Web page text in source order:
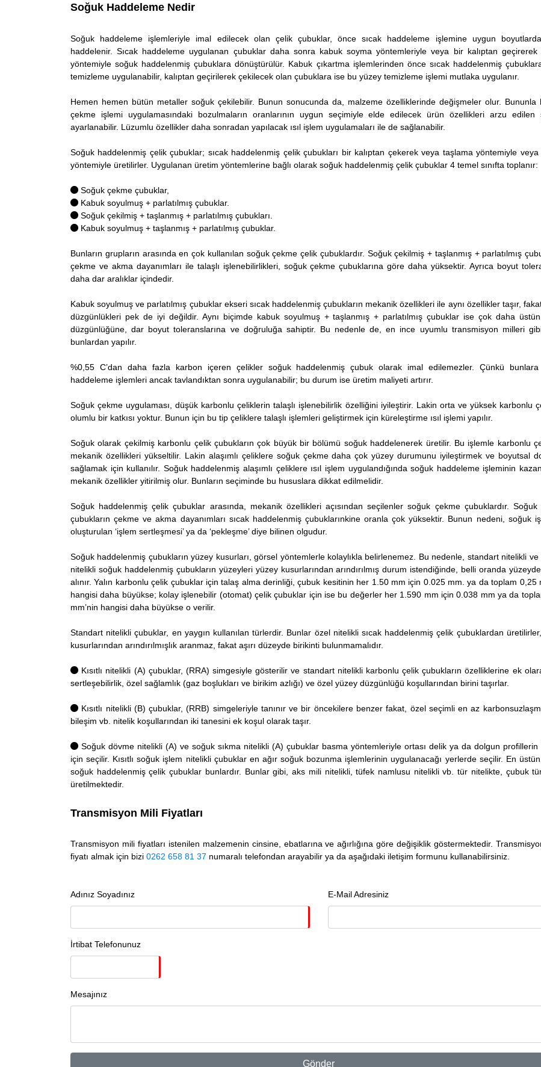
Soğuk Haddeleme Nedir
Soğuk haddeleme işlemleriyle imal edilecek olan çelik çubuklar, önce sıcak haddeleme işlemine uygun
haddelenir. Sıcak haddeleme uygulanan çubuklar daha sonra kabuk soyma yöntemleriyle veya bir kalıptan geçirerek
yöntemiyle soğuk haddelenmiş çubuklara dönüştürülür. Kabuk çıkartma işlemlerinden önce sıcak haddelenmiş
temizleme uygulanabilir, kalıptan geçirilerek çekilecek olan çubuklara ise bu yüzey temizleme işlemi mutlaka uygulanır.
Hemen hemen bütün metaller soğuk çekilebilir. Bunun sonucunda da, malzeme özelliklerinde değişmeler olur. Bununla
çekme işlemi uygulamasındaki bozulmaların oranlarının uygun seçimiyle elde edilecek ürün özellikleri arzu edilen
ayarlanabilir. Lüzumlu özellikler daha sonradan yapılacak ısıl işlem uygulamaları ile de sağlanabilir.
Soğuk haddelenmiş çelik çubuklar; sıcak haddelenmiş çelik çubukları bir kalıptan çekerek veya taşlama yöntemiyle veya
yöntemiyle üretilirler. Uygulanan üretim yöntemlerine bağlı olarak soğuk haddelenmiş çelik çubuklar 4 temel sınıfta toplanır:
Soğuk çekme çubuklar,
Kabuk soyulmuş + parlatılmış çubuklar.
Soğuk çekilmiş + taşlanmış + parlatılmış çubukları.
Kabuk soyulmuş + taşlanmış + parlatılmış çubuklar.
Bunların grupların arasında en çok kullanılan soğuk çekme çelik çubuklardır. Soğuk çekilmiş + taşlanmış + parlatılmış
çekme ve akma dayanımları ile talaşlı işlenebilirlikleri, soğuk çekme çubuklarına göre daha yüksektir. Ayrıca boyut
daha dar aralıklar içindedir.
Kabuk soyulmuş ve parlatılmış çubuklar ekseri sıcak haddelenmiş çubukların mekanik özellikleri ile aynı özellikler taşır,
düzgünlükleri pek de iyi değildir. Aynı biçimde kabuk soyulmuş + taşlanmış + parlatılmış çubuklar ise çok daha
düzgünlüğüne, dar boyut toleranslarına ve doğruluğa sahiptir. Bu nedenle de, en ince uyumlu transmisyon milleri
bunlardan yapılır.
%0,55 C’dan daha fazla karbon içeren çelikler soğuk haddelenmiş çubuk olarak imal edilemezler. Çünkü
haddeleme işlemleri ancak tavlandıktan sonra uygulanabilir; bu durum ise üretim maliyeti artırır.
Soğuk çekme uygulaması, düşük karbonlu çeliklerin talaşlı işlenebilirlik özelliğini iyileştirir. Lakin orta ve yüksek karbonlu
olumlu bir katkısı yoktur. Bunun için bu tip çeliklere talaşlı işlemleri geliştirmek için küreleştirme ısıl işlemi yapılır.
Soğuk olarak çekilmiş karbonlu çelik çubukların çok büyük bir bölümü soğuk haddelenerek üretilir. Bu işlemle karbonlu
mekanik özellikleri yükseltilir. Lakin alaşımlı çeliklere soğuk çekme daha çok yüzey durumunu iyileştirmek ve boyutsal
sağlamak için kullanılır. Soğuk haddelenmiş alaşımlı çeliklere ısıl işlem uygulandığında soğuk haddeleme işleminin
mekanik özellikler yitirilmiş olur. Bunların seçiminde bu hususlara dikkat edilmelidir.
Soğuk haddelenmiş çelik çubuklar arasında, mekanik özellikleri açısından seçilenler soğuk çekme çubuklardır. Soğuk
çubukların çekme ve akma dayanımları sıcak haddelenmiş çubuklarınkine oranla çok yüksektir. Bunun nedeni, soğuk
oluşturulan ‘işlem sertleşmesi’ ya da ‘pekleşme’ diye bilinen olgudur.
Soğuk haddelenmiş çubukların yüzey kusurları, görsel yöntemlerle kolaylıkla belirlenemez. Bu nedenle, standart nitelikli ve
nitelikli soğuk haddelenmiş çubukların yüzeyleri yüzey kusurlarından arındırılmış durum istendiğinde, belli oranda
alınır. Yalın karbonlu çelik çubuklar için talaş alma derinliği, çubuk kesitinin her 1.50 mm için 0.025 mm. ya da toplam 0,25
hangisi daha büyükse; kolay işlenebilir (otomat) çelik çubuklar için ise bu değerler her 1.590 mm için 0.038 mm ya da
mm’nin hangisi daha büyükse o verilir.
Standart nitelikli çubuklar, en yaygın kullanılan türlerdir. Bunlar özel nitelikli sıcak haddelenmiş çelik çubuklardan
kusurlarından arındırılmışlık aranmaz, fakat aşırı düzeyde birikinti bulunmamalıdır.
Kısıtlı nitelikli (A) çubuklar, (RRA) simgesiyle gösterilir ve standart nitelikli karbonlu çelik çubukların özelliklerine ek
sertleşebilirlik, özel sağlamlık (gaz boşlukları ve birikim azlığı) ve özel yüzey düzgünlüğü koşullarından birini taşırlar.
Kısıtlı nitelikli (B) çubuklar, (RRB) simgeleriyle tanınır ve bir öncekilere benzer fakat, özel seçimli en az
bileşim vb. nitelik koşullarından iki tanesini ek koşul olarak taşır.
Soğuk dövme nitelikli (A) ve soğuk sıkma nitelikli (A) çubuklar basma yöntemleriyle ortası delik ya da dolgun profillerin
için seçilir. Kısıtlı soğuk işlem nitelikli çubuklar en ağır soğuk bozunma işlemlerinin uygulanacağı yerlerde seçilir. En
soğuk haddelenmiş çelik çubuklar bunlardır. Bunlar gibi, aks mili nitelikli, tüfek namlusu nitelikli vb. tür nitelikte, çubuk
üretilmektedir.
Transmisyon Mili Fiyatları
Transmisyon mili fiyatları istenilen malzemenin cinsine, ebatlarına ve ağırlığına göre değişiklik göstermektedir.
fiyatı almak için bizi 0262 658 81 37 numaralı telefondan arayabilir ya da aşağıdaki iletişim formunu kullanabilirsiniz.
Adınız Soyadınız E-Mail Adresiniz
İrtibat Telefonunuz
Mesajınız